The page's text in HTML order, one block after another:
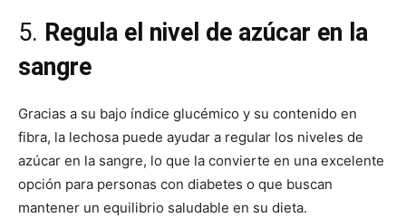
5. Regula el nivel de azúcar en la
sangre
Gracias a su bajo índice glucémico y su contenido en
fibra, la lechosa puede ayudar a regular los niveles de
azúcar en la sangre, lo que la convierte en una excelente
opción para personas con diabetes o que buscan
mantener un equilibrio saludable en su dieta.